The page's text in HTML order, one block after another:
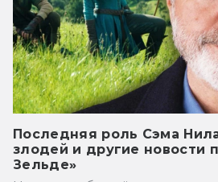
Последняя роль Сэма
злодей и другие новости
Зельде»